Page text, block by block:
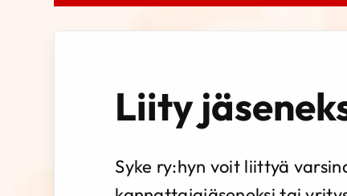
Liity
Syke ry:hyn voit liittyä